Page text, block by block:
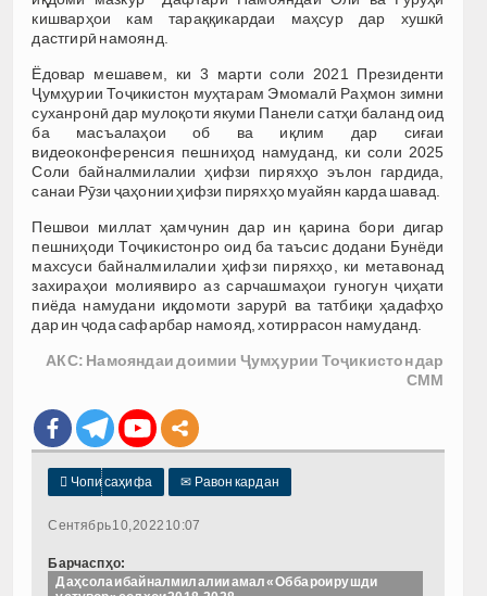
кишварҳои кам тараққикардаи маҳсур дар хушкӣ
дастгирӣ намоянд.
Ёдовар мешавем, ки 3 марти соли 2021 Президенти
Ҷумҳурии Тоҷикистон муҳтарам Эмомалӣ Раҳмон зимни
суханронӣ дар мулоқоти якуми Панели сатҳи баланд оид
ба масъалаҳои об ва иқлим дар сиғаи
видеоконференсия пешниҳод намуданд, ки соли 2025
Соли байналмилалии ҳифзи пиряхҳо эълон гардида,
санаи Рӯзи ҷаҳонии ҳифзи пиряхҳо муайян карда шавад.
Пешвои миллат ҳамчунин дар ин қарина бори дигар
пешниҳоди Тоҷикистонро оид ба таъсис додани Бунёди
махсуси байналмилалии ҳифзи пиряхҳо, ки метавонад
захираҳои молиявиро аз сарчашмаҳои гуногун ҷиҳати
пиёда намудани иқдомоти зарурӣ ва татбиқи ҳадафҳо
дар ин ҷода сафарбар намояд, хотиррасон намуданд.
АКС: Намояндаи доимии Ҷумҳурии Тоҷикистон дар
СММ
 Чопи саҳифа ✉ Равон кардан
Сентябрь 10, 2022 10:07
Барчаспҳо:
Даҳсолаи байналмилалии амал «Об барои рушди